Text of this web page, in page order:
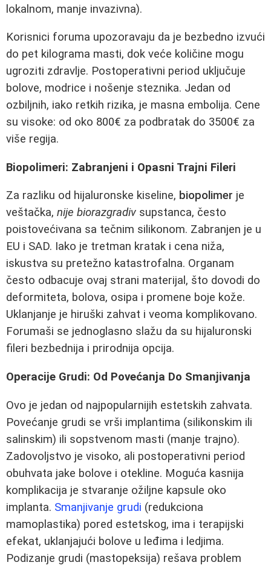
lokalnom, manje invazivna).
Korisnici foruma upozoravaju da je bezbedno izvući
do pet kilograma masti, dok veće količine mogu
ugroziti zdravlje. Postoperativni period uključuje
bolove, modrice i nošenje steznika. Jedan od
ozbiljnih, iako retkih rizika, je masna embolija. Cene
su visoke: od oko 800€ za podbratak do 3500€ za
više regija.
Biopolimeri: Zabranjeni i Opasni Trajni Fileri
Za razliku od hijaluronske kiseline, biopolimer je
veštačka, nije biorazgradiv supstanca, često
poistovećivana sa tečnim silikonom. Zabranjen je u
EU i SAD. Iako je tretman kratak i cena niža,
iskustva su pretežno katastrofalna. Organam
često odbacuje ovaj strani materijal, što dovodi do
deformiteta, bolova, osipa i promene boje kože.
Uklanjanje je hiruški zahvat i veoma komplikovano.
Forumaši se jednoglasno slažu da su hijaluronski
fileri bezbednija i prirodnija opcija.
Operacije Grudi: Od Povećanja Do Smanjivanja
Ovo je jedan od najpopularnijih estetskih zahvata.
Povećanje grudi se vrši implantima (silikonskim ili
salinskim) ili sopstvenom masti (manje trajno).
Zadovoljstvo je visoko, ali postoperativni period
obuhvata jake bolove i otekline. Moguća kasnija
komplikacija je stvaranje ožiljne kapsule oko
implanta. Smanjivanje grudi (redukciona
mamoplastika) pored estetskog, ima i terapijski
efekat, uklanjajući bolove u leđima i ledjima.
Podizanje grudi (mastopeksija) rešava problem